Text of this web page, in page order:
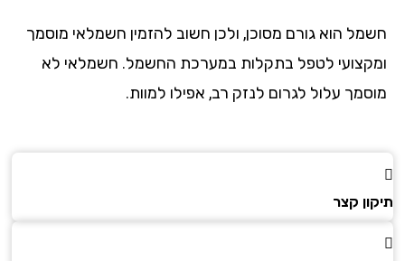
הוא גורם מסוכן, ולכן חשוב להזמין חשמלאי מוסמך
לטפל בתקלות במערכת החשמל. חשמלאי לא
עלול לגרום לנזק רב, אפילו למוות.
קצר